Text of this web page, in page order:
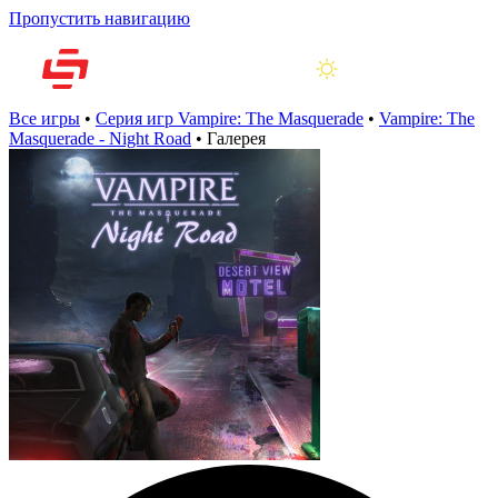
Пропустить навигацию
Все игры • Серия игр Vampire: The Masquerade • Vampire: The
Masquerade - Night Road • Галерея